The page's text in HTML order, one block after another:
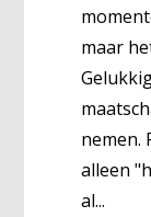
maar
nemen.
alleen
al